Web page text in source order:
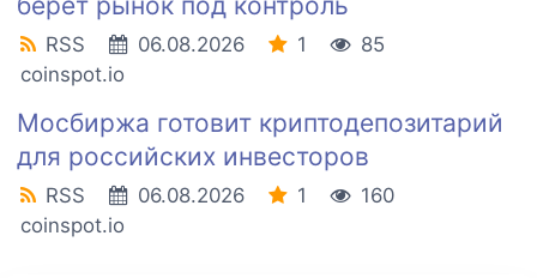
RSS 06.08.2026 1
85
coinspot.io
Мосбиржа готовит криптодепозитарий
для российских инвесторов
RSS 06.08.2026 1
160
coinspot.io